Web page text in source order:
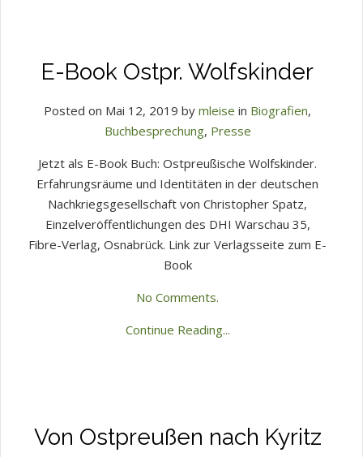
E-Book Ostpr. Wolfskinder
Posted on Mai 12, 2019 by mleise in Biografien,
Buchbesprechung, Presse
Jetzt als E-Book Buch: Ostpreußische Wolfskinder.
Erfahrungsräume und Identitäten in der deutschen
Nachkriegsgesellschaft von Christopher Spatz,
Einzelveröffentlichungen des DHI Warschau 35,
Fibre-Verlag, Osnabrück. Link zur Verlagsseite zum E-
Book
No Comments.
Continue Reading...
Von Ostpreußen nach Kyritz